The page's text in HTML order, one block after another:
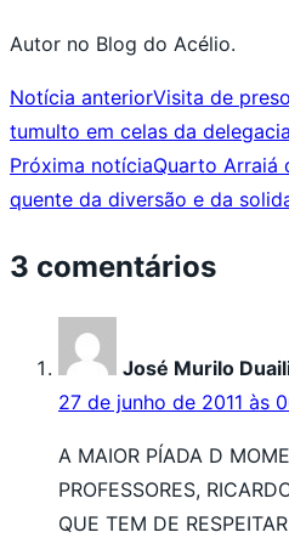
Autor no Blog do Acélio.
Notícia anteriorVisita de
tumulto em celas da
Próxima notíciaQuarto Arraiá
quente da diversão e da
3 comentários
José Murilo
27 de junho de 2011 às
A MAIOR PÍADA D
PROFESSORES,
QUE TEM DE